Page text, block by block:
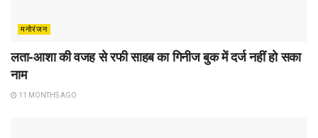
मनोरंजन
लता-आशा की वजह से रफी साहब का गिनीज बुक में दर्ज नहीं हो सका
नाम
11 MONTHS AGO